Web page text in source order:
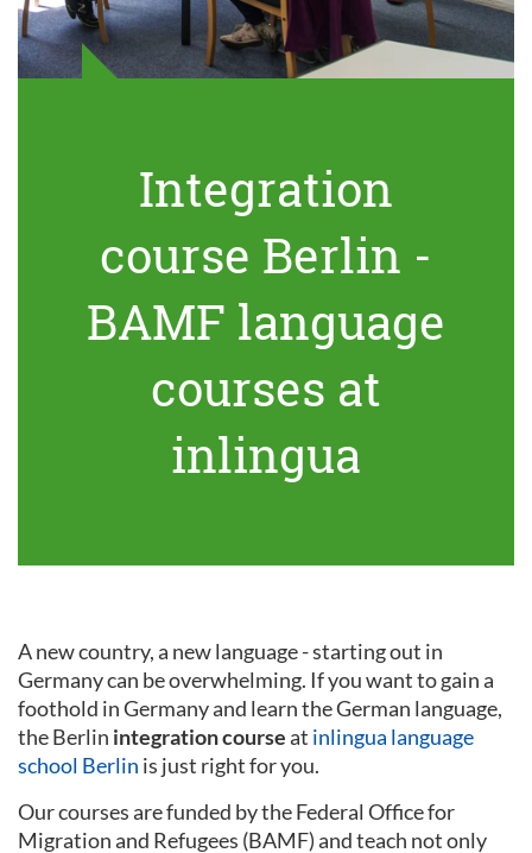
Integration
course Berlin -
BAMF language
courses at
inlingua
A new country, a new language - starting out in
Germany can be overwhelming. If you want to gain a
foothold in Germany and learn the German language,
the Berlin integration courseat inlingua language
school Berlin is just right for you.
Our courses are funded by the Federal Office for
Migration and Refugees (BAMF) and teach not only